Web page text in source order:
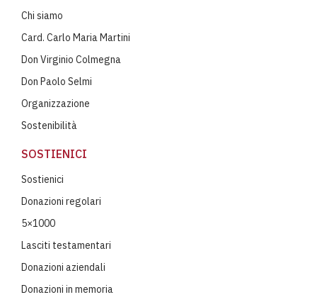
Chi siamo
Card. Carlo Maria Martini
Don Virginio Colmegna
Don Paolo Selmi
Organizzazione
Sostenibilità
SOSTIENICI
Sostienici
Donazioni regolari
5×1000
Lasciti testamentari
Donazioni aziendali
Donazioni in memoria